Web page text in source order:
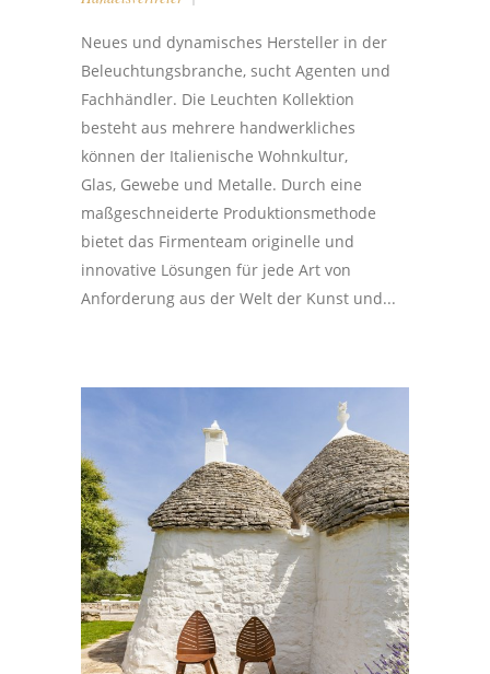
Neues und dynamisches Hersteller in der
Beleuchtungsbranche, sucht Agenten und
Fachhändler. Die Leuchten Kollektion
besteht aus mehrere handwerkliches
können der Italienische Wohnkultur,
Glas, Gewebe und Metalle. Durch eine
maßgeschneiderte Produktionsmethode
bietet das Firmenteam originelle und
innovative Lösungen für jede Art von
Anforderung aus der Welt der Kunst und...